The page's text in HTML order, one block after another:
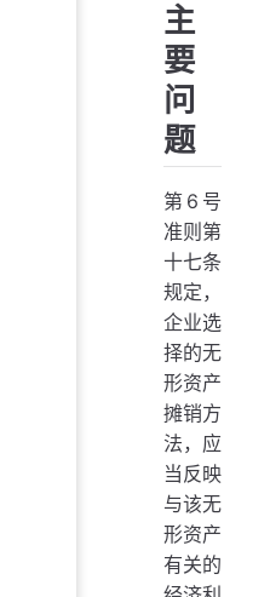
主
要
问
题
第6号
准则第
十七条
规定，
企业选
择的无
形资产
摊销方
法，应
当反映
与该无
形资产
有关的